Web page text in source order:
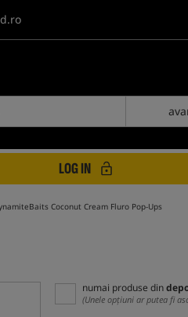
LOG IN
Coconut Cream Fluro Pop-Ups
numai produse din
(Unele opțiuni ar putea fi